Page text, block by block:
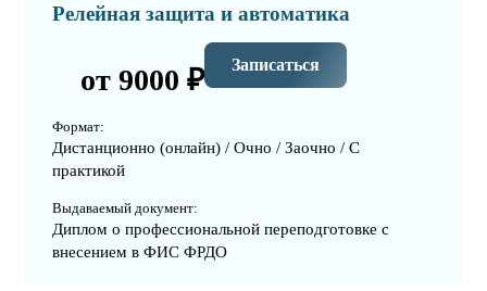
Релейная защита и автоматика
от 9000 ₽ Записаться
Формат:
Дистанционно (онлайн) / Очно / Заочно / С
практикой
Выдаваемый документ:
Диплом о профессиональной переподготовке с
внесением в ФИС ФРДО